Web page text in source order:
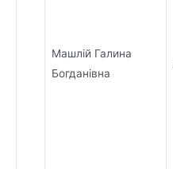
Машлій Галина
Богданівна